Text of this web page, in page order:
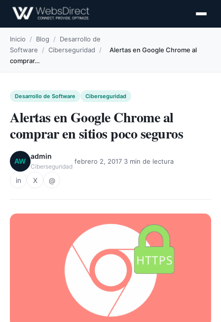
Inicio / Blog /
Desarrollo de
Software
/ Ciberseguridad /
Alertas en Google Chrome al
comprar…
Desarrollo de Software Ciberseguridad
Alertas en Google Chrome al
comprar en sitios poco seguros
AW
admin
Ciberseguridad
febrero 2, 2017 3 min de lectura
in X @